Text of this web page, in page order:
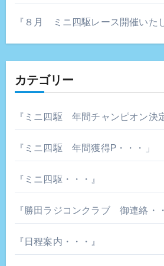
『８月 ミニ四駆レース開催いた
カテゴリー
『ミニ四駆 年間チャンピオン決
『ミニ四駆 年間獲得P・・・」
『ミニ四駆・・・』
『勝田ラジコンクラブ 御連絡・
『日程案内・・・』